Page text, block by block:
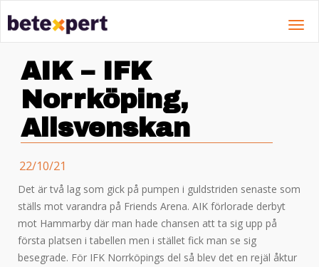
AIK – IFK
Norrköping,
Allsvenskan
22/10/21
Det är två lag som gick på pumpen i guldstriden senaste som
ställs mot varandra på Friends Arena. AIK förlorade derbyt
mot Hammarby där man hade chansen att ta sig upp på
första platsen i tabellen men i stället fick man se sig
besegrade. För IFK Norrköpings del så blev det en rejäl åktur